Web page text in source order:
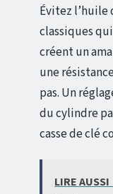
Évitez l’huile
classiques
créent un
une
pas. Un
du cylindre
casse de clé
LIRE AUSSI